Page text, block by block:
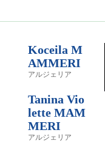
Koceila M
AMMERI
アルジェリア
Tanina Vio
lette MAM
MERI
アルジェリア